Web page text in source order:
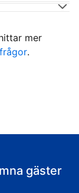
mer
.
gäster